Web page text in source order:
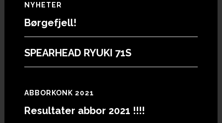
Footer
NYHETER
Børgefjell!
SPEARHEAD RYUKI 71S
ABBORKONK 2021
Resultater abbor 2021 !!!!